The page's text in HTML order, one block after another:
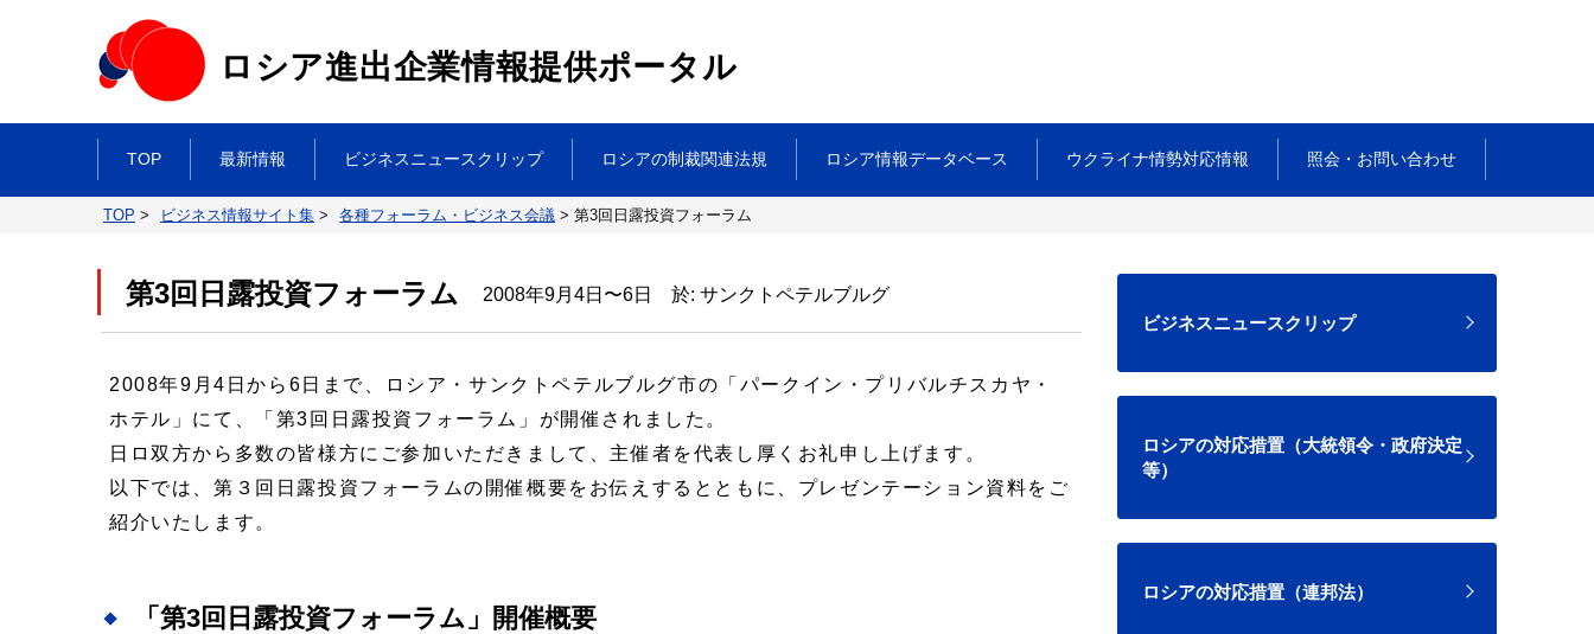
ロシア進出企業情報提供ポータル
TOP 最新情報 ビジネスニュースクリップ ロシアの制裁関連法規 ロシア情報データベース ウクライナ情勢対応情報 照会・お問い合わせ
TOP > ビジネス情報サイト集 > 各種フォーラム・ビジネス会議 > 第3回日露投資フォーラム
第3回日露投資フォーラム 2008年9月4日〜6日 於: サンクトペテルブルグ
2008年9月4日から6日まで、ロシア・サンクトペテルブルグ市の「パークイン・プリバルチスカヤ・
ホテル」にて、「第3回日露投資フォーラム」が開催されました。
日ロ双方から多数の皆様方にご参加いただきまして、主催者を代表し厚くお礼申し上げます。
以下では、第３回日露投資フォーラムの開催概要をお伝えするとともに、プレゼンテーション資料をご
紹介いたします。
「第3回日露投資フォーラム」開催概要
ビジネスニュースクリップ
ロシアの対応措置（大統領令・政府決定
等）
ロシアの対応措置（連邦法）